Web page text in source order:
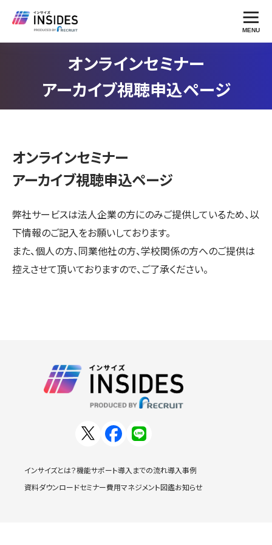
MENU
オンラインセミナー
アーカイブ視聴申込ページ
オンラインセミナー
アーカイブ視聴申込ページ
弊社サービスは法人企業の方にのみご提供しているため、以
下情報のご記入をお願いしております。
また、個人の方、同業他社の方、学校関係の方へのご提供は
控えさせて頂いておりますので、ご了承ください。
インサイズとは？機能サポート導入までの流れ導入事例
資料ダウンロードセミナー費用マネジメント図鑑お知らせ